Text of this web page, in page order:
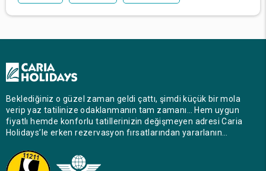
Beklediğiniz o güzel zaman geldi çattı, şimdi küçük bir mola
verip yaz tatilinize odaklanmanın tam zamanı… Hem uygun
fiyatlı hemde konforlu tatillerinizin değişmeyen adresi Caria
Holidays’le erken rezervasyon fırsatlarından yararlanın…